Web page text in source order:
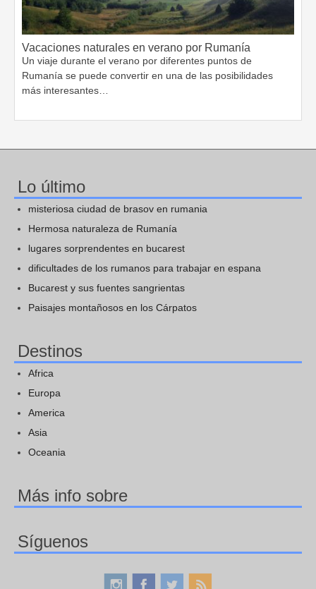
Vacaciones naturales en verano por Rumanía
Un viaje durante el verano por diferentes puntos de
Rumanía se puede convertir en una de las posibilidades
más interesantes…
Lo último
misteriosa ciudad de brasov en rumania
Hermosa naturaleza de Rumanía
lugares sorprendentes en bucarest
dificultades de los rumanos para trabajar en espana
Bucarest y sus fuentes sangrientas
Paisajes montañosos en los Cárpatos
Destinos
Africa
Europa
America
Asia
Oceania
Más info sobre
Síguenos